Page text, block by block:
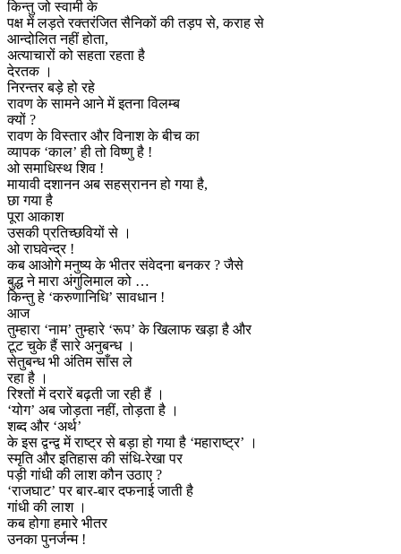
किन्तु जो स्वामी के
पक्ष में लड़ते रक्तरंजित सैनिकों की तड़प से, कराह से
आन्दोलित नहीं होता,
अत्याचारों को सहता रहता है
देरतक ।
निरन्तर बड़े हो रहे
रावण के सामने आने में इतना विलम्ब
क्यों ?
रावण के विस्तार और विनाश के बीच का
व्यापक ‘काल’ ही तो विष्णु है !
ओ समाधिस्थ शिव !
मायावी दशानन अब सहस्रानन हो गया है,
छा गया है
पूरा आकाश
उसकी प्रतिच्छवियों से ।
ओ राघवेन्द्र !
कब आओगे मनुष्य के भीतर संवेदना बनकर ? जैसे
बुद्ध ने मारा अंगुलिमाल को …
किन्तु हे ‘करुणानिधि’ सावधान !
आज
तुम्हारा ‘नाम’ तुम्हारे ‘रूप’ के खिलाफ खड़ा है और
टूट चुके हैं सारे अनुबन्ध ।
सेतुबन्ध भी अंतिम साँस ले
रहा है ।
रिश्तों में दरारें बढ़ती जा रही हैं ।
‘योग’ अब जोड़ता नहीं, तोड़ता है ।
शब्द और ‘अर्थ’
के इस द्वन्द्व में राष्ट्र से बड़ा हो गया है ‘महाराष्ट्र’ ।
स्मृति और इतिहास की संधि-रेखा पर
पड़ी गांधी की लाश कौन उठाए ?
‘राजघाट’ पर बार-बार दफनाई जाती है
गांधी की लाश ।
कब होगा हमारे भीतर
उनका पुनर्जन्म !